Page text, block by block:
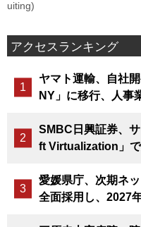
uiting)
アクセスランキング
ヤマト運輸、自社
NY」に移行、人事
SMBC日興証券、
ft Virtualization」
愛媛県庁、次期ネ
全面採用し、2027